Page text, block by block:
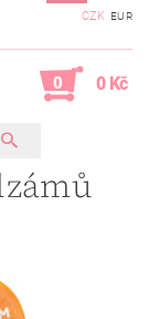
CZK EUR
0 0 Kč